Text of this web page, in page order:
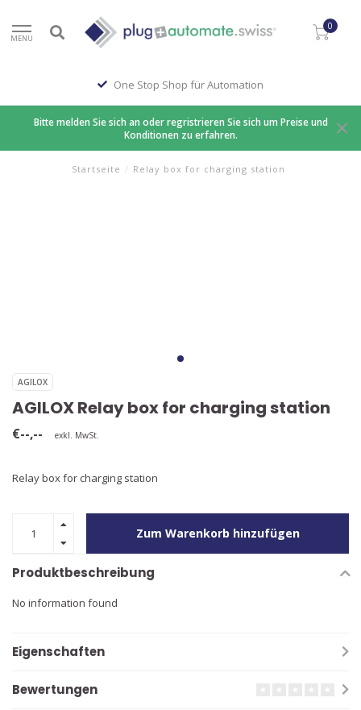
MENU
0
One Stop Shop für Automation
Bitte melden Sie sich an oder regristrieren Sie sich um Preise und
Konditionen zu erfahren.
Startseite / Relay box for charging station
AGILOX
AGILOX Relay box for charging station
€--,-- exkl. MwSt.
Relay box for charging station
Zum Warenkorb hinzufügen
Produktbeschreibung
No information found
Eigenschaften
Bewertungen